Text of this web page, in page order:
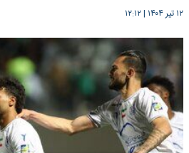
۱۲ تیر ۱۴۰۴ |۱۲:۱۲